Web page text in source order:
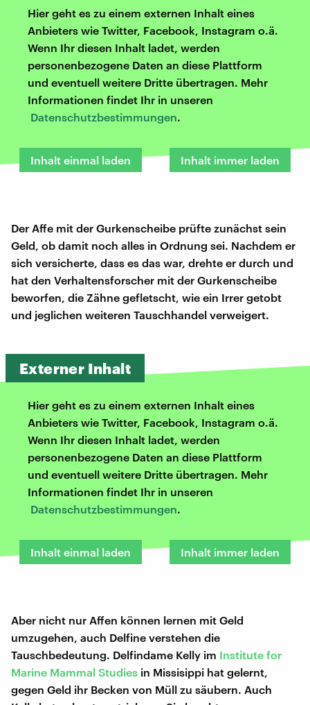
Hier geht es zu einem externen Inhalt eines
Anbieters wie Twitter, Facebook, Instagram o.ä.
Wenn Ihr diesen Inhalt ladet, werden
personenbezogene Daten an diese Plattform
und eventuell weitere Dritte übertragen. Mehr
Informationen findet Ihr in unseren
Datenschutzbestimmungen.
Inhalt einmal laden Inhalt immer laden
Der Affe mit der Gurkenscheibe prüfte zunächst sein
Geld, ob damit noch alles in Ordnung sei. Nachdem er
sich versicherte, dass es das war, drehte er durch und
hat den Verhaltensforscher mit der Gurkenscheibe
beworfen, die Zähne gefletscht, wie ein Irrer getobt
und jeglichen weiteren Tauschhandel verweigert.
Externer Inhalt
Hier geht es zu einem externen Inhalt eines
Anbieters wie Twitter, Facebook, Instagram o.ä.
Wenn Ihr diesen Inhalt ladet, werden
personenbezogene Daten an diese Plattform
und eventuell weitere Dritte übertragen. Mehr
Informationen findet Ihr in unseren
Datenschutzbestimmungen.
Inhalt einmal laden Inhalt immer laden
Aber nicht nur Affen können lernen mit Geld
umzugehen, auch Delfine verstehen die
Tauschbedeutung. Delfindame Kelly im Institute for
Marine Mammal Studies in Missisippi hat gelernt,
gegen Geld ihr Becken von Müll zu säubern. Auch